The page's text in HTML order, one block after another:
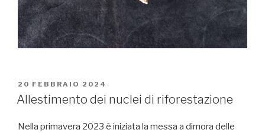
PUBBLICATO
IL
20 FEBBRAIO 2024
Allestimento dei nuclei di riforestazione
Nella primavera 2023 è iniziata la messa a dimora delle